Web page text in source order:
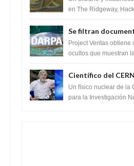
en The Ridgeway,
Se filtran
que muestran la
crear el SARS-
Project Veritas obtiene
ocultos que muestran
Científico del
ayudado por seres
prueba del
Un físico nuclear de la
para la Investigación